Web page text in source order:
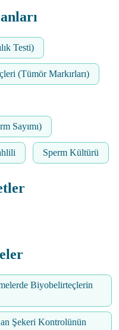
Testi)
(Tümör Markırları)
Sayımı)
Sperm Kültürü
Biyobelirteçlerin
Şekeri Kontrolünün